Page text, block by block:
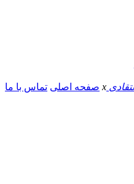
x صفحه اصلی تماس با ما